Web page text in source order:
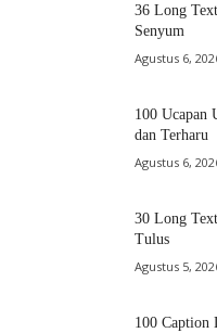
36 Long
Senyum
Agustus 6,
100 Ucapan
dan Terharu
Agustus 6,
30 Long
Tulus
Agustus 5,
100 Caption